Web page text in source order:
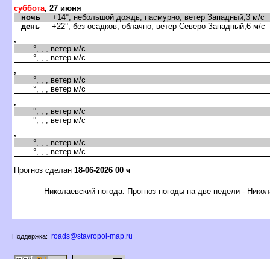
суббота, 27 июня
ночь +14°, небольшой дождь, пасмурно, ветер Западный,3 м/с
день +22°, без осадков, облачно, ветер Северо-Западный,6 м/с
,
°, , , ветер м/с
°, , , ветер м/с
,
°, , , ветер м/с
°, , , ветер м/с
,
°, , , ветер м/с
°, , , ветер м/с
,
°, , , ветер м/с
°, , , ветер м/с
Прогноз сделан 18-06-2026 00 ч
Николаевский погода. Прогноз погоды на две недели -
Поддержка: roads@stavropol-map.ru